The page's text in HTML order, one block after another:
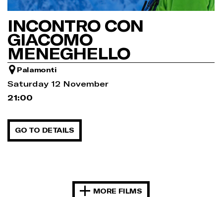
INCONTRO CON
GIACOMO
MENEGHELLO
Palamonti
Saturday 12 November
21:00
GO TO DETAILS
MORE FILMS